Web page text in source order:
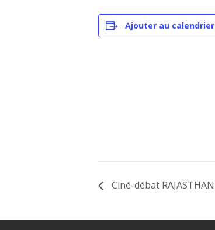
Ajouter au calendrier
Ciné-débat RAJASTHAN